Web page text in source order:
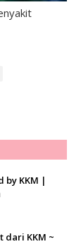
by KKM |
dari KKM ~